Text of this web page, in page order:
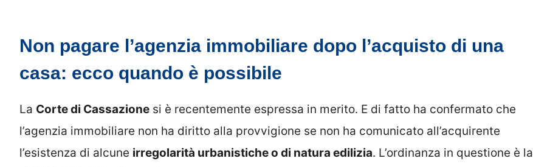
Non pagare l’agenzia immobiliare dopo l’acquisto di una
casa: ecco quando è possibile
La Corte di Cassazione si è recentemente espressa in merito. E di fatto ha confermato che
l’agenzia immobiliare non ha diritto alla provvigione se non ha comunicato all’acquirente
l’esistenza di alcune irregolarità urbanistiche o di natura edilizia. L’ordinanza in questione è la